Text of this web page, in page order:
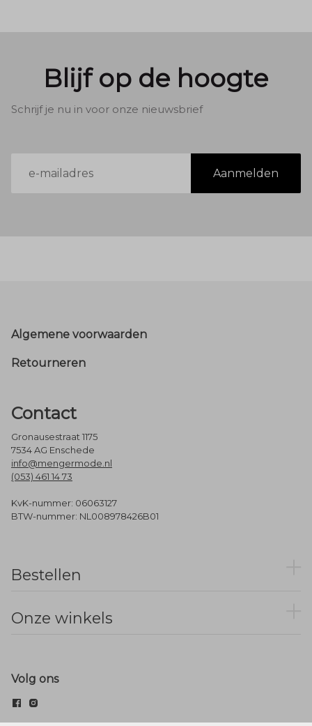
Blijf op de hoogte
Schrijf je nu in voor onze nieuwsbrief
mailadres
Aanmelden
Footer
Algemene voorwaarden
Retourneren
Contact
Gronausestraat 1175
7534 AG Enschede
info@mengermode.nl
(053) 461 14 73
KvK-nummer: 06063127
BTW-nummer: NL008978426B01
Bestellen
Onze winkels
Volg ons